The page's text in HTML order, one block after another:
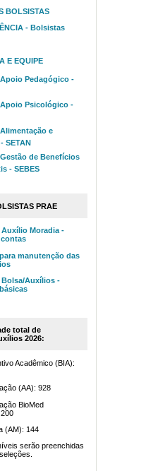
BOLSISTAS
- Bolsistas
E EQUIPE
Pedagógico -
Psicológico -
e
SETAN
de Benefícios
- SEBES
PRAE
Moradia -
manutenção das
Bolsa/Auxílios -
total de
2026:
Acadêmico (BIA):
(AA): 928
BioMed
(AM): 144
serão preenchidas